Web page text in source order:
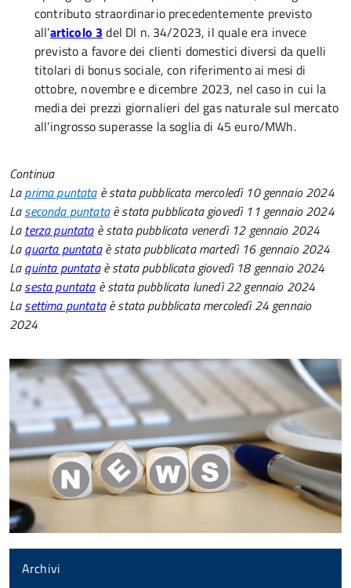
contributo straordinario precedentemente previsto
all’articolo 3 del Dl n. 34/2023, il quale era invece
previsto a favore dei clienti domestici diversi da quelli
titolari di bonus sociale, con riferimento ai mesi di
ottobre, novembre e dicembre 2023, nel caso in cui la
media dei prezzi giornalieri del gas naturale sul mercato
all’ingrosso superasse la soglia di 45 euro/MWh.
Continua
Laprima puntataè stata pubblicata mercoledì 10 gennaio 2024
Laseconda puntataè stata pubblicata giovedì 11 gennaio 2024
Laterza puntataè stata pubblicata venerdì 12 gennaio 2024
Laquarta puntataè stata pubblicata martedì 16 gennaio 2024
Laquinta puntataè stata pubblicata giovedì 18gennaio 2024
Lasesta puntataè stata pubblicata lunedì 22gennaio 2024
Lasettima puntataè stata pubblicata mercoledì 24 gennaio
2024
Archivi